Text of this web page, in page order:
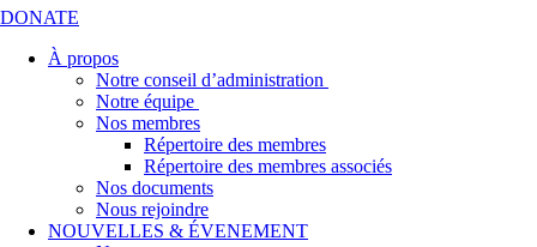
DONATE
À propos
Notre conseil d’administration
Notre équipe
Nos membres
Répertoire des membres
Répertoire des membres associés
Nos documents
Nous rejoindre
NOUVELLES & ÉVENEMENT